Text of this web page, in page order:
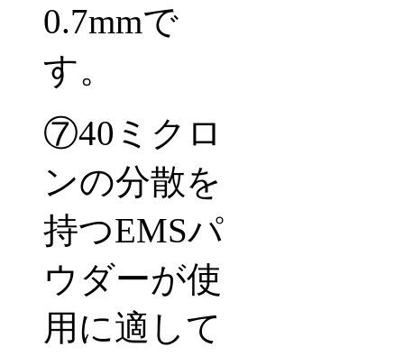
0.7mmで
す。
⑦40ミクロ
ンの分散を
持つEMSパ
ウダーが使
用に適して